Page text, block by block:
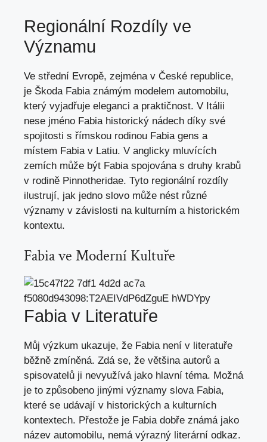
Regionální Rozdíly ve
Významu
Ve střední Evropě, zejména v České republice,
je Škoda Fabia známým modelem automobilu,
který vyjadřuje eleganci a praktičnost. V Itálii
nese jméno Fabia historický nádech díky své
spojitosti s římskou rodinou Fabia gens a
místem Fabia v Latiu. V anglicky mluvících
zemích může být Fabia spojována s druhy krabů
v rodině Pinnotheridae. Tyto regionální rozdíly
ilustrují, jak jedno slovo může nést různé
významy v závislosti na kulturním a historickém
kontextu.
Fabia ve Moderní Kultuře
Fabia v Literatuře
Můj výzkum ukazuje, že Fabia není v literatuře
běžně zmíněná. Zdá se, že většina autorů a
spisovatelů ji nevyužívá jako hlavní téma. Možná
je to způsobeno jinými významy slova Fabia,
které se udávají v historických a kulturních
kontextech. Přestože je Fabia dobře známá jako
název automobilu, nemá výrazný literární odkaz.